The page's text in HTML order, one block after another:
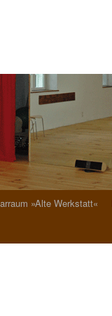
»Alte Werkstatt«